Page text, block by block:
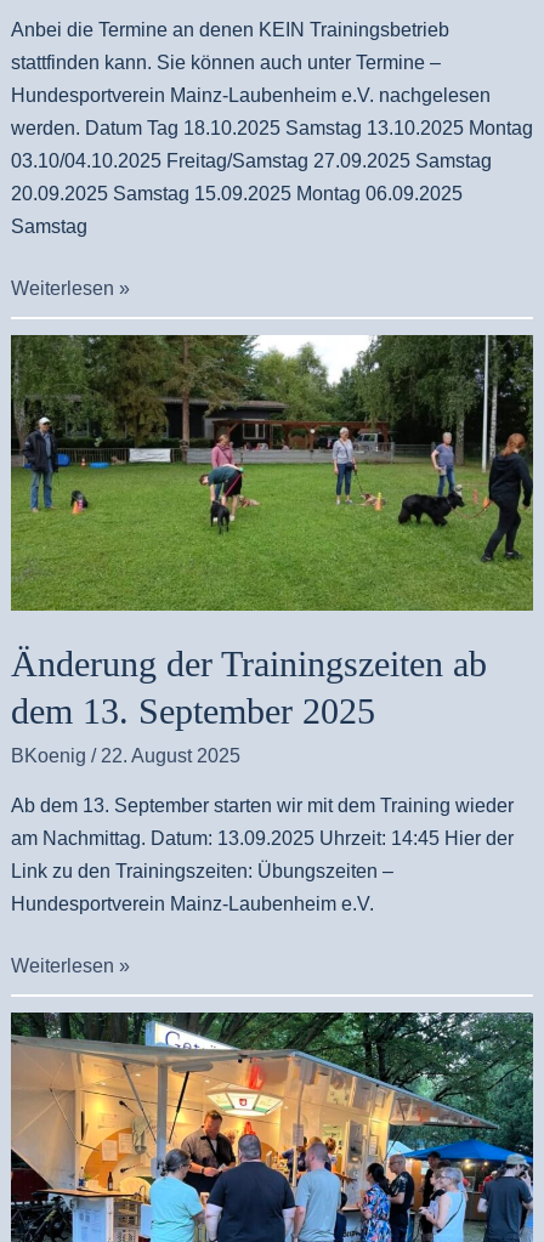
Anbei die Termine an denen KEIN Trainingsbetrieb
stattfinden kann. Sie können auch unter Termine –
Hundesportverein Mainz-Laubenheim e.V. nachgelesen
werden. Datum Tag 18.10.2025 Samstag 13.10.2025 Montag
03.10/04.10.2025 Freitag/Samstag 27.09.2025 Samstag
20.09.2025 Samstag 15.09.2025 Montag 06.09.2025
Samstag
Weiterlesen »
Änderung der Trainingszeiten ab
dem 13. September 2025
BKoenig / 22. August 2025
Ab dem 13. September starten wir mit dem Training wieder
am Nachmittag. Datum: 13.09.2025 Uhrzeit: 14:45 Hier der
Link zu den Trainingszeiten: Übungszeiten –
Hundesportverein Mainz-Laubenheim e.V.
Änderung
der
Trainingszeiten
ab
dem
13.
September
2025
Weiterlesen »
Kein
Training
vom
18.7.-21.7.
2025